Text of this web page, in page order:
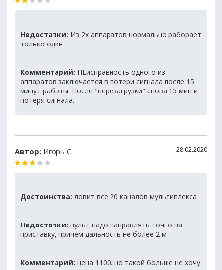
Недостатки: Из 2х аппаратов нормально раборает
только один
Комментарий: НЕисправность одного из
аппаратов заключается в потери сигнала после 15
минут работы. После "перезагрузки" снова 15 мин и
потеря сигнала.
Автор: Игорь С. 28.02.2020
Достоинства: ловит все 20 каналов мультиплекса
Недостатки: пульт надо направлять точно на
приставку, причем дальность не более 2 м
Комментарий: цена 1100. но такой больше не хочу